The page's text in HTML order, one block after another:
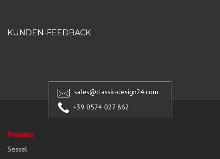
KUNDEN-FEEDBACK
sales@classic-design24.com
+39 0574 027 862
Produkte
Sessel